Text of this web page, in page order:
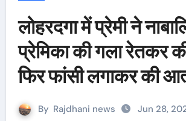
लोहरदगा में प्रेमी ने
प्रेमिका की गला रेतकर
फिर फांसी लगाकर की
By Rajdhani news Jun 28,